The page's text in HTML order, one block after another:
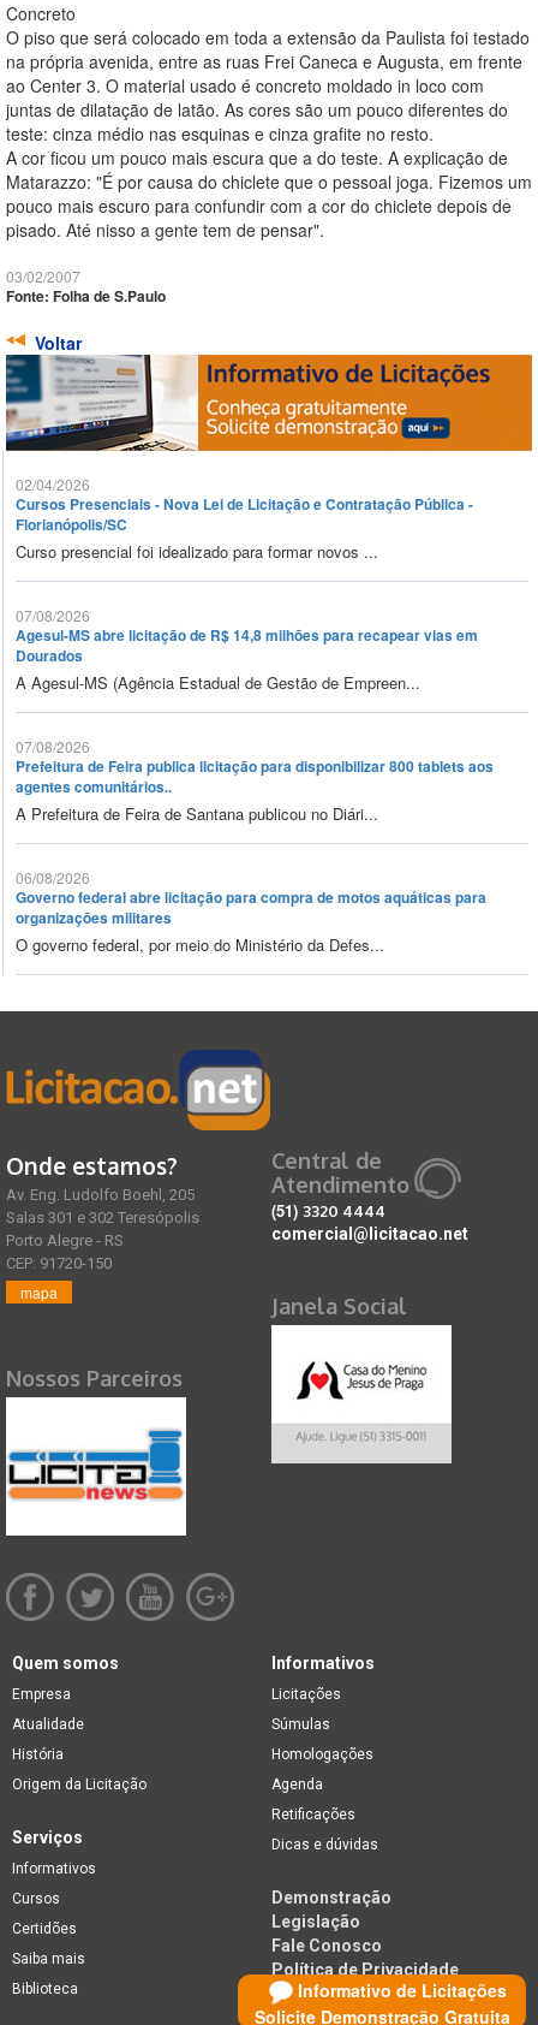
Concreto
O piso que será colocado em toda a extensão da Paulista foi testado
na própria avenida, entre as ruas Frei Caneca e Augusta, em frente
ao Center 3. O material usado é concreto moldado in loco com
juntas de dilatação de latão. As cores são um pouco diferentes do
teste: cinza médio nas esquinas e cinza grafite no resto.
A cor ficou um pouco mais escura que a do teste. A explicação de
Matarazzo: "É por causa do chiclete que o pessoal joga. Fizemos um
pouco mais escuro para confundir com a cor do chiclete depois de
pisado. Até nisso a gente tem de pensar".
03/02/2007
Fonte: Folha de S.Paulo
Voltar
02/04/2026
Cursos Presenciais - Nova Lei de Licitação e Contratação Pública -
Florianópolis/SC
Curso presencial foi idealizado para formar novos ...
07/08/2026
Agesul-MS abre licitação de R$ 14,8 milhões para recapear vias em
Dourados
A Agesul-MS (Agência Estadual de Gestão de Empreen...
07/08/2026
Prefeitura de Feira publica licitação para disponibilizar 800 tablets aos
agentes comunitários..
A Prefeitura de Feira de Santana publicou no Diári...
06/08/2026
Governo federal abre licitação para compra de motos aquáticas para
organizações militares
O governo federal, por meio do Ministério da Defes...
Informativo de Licitações
Solicite Demonstração Gratuita
Onde estamos?
Av. Eng. Ludolfo Boehl, 205
Salas 301 e 302 Teresópolis
Porto Alegre - RS
CEP: 91720-150
mapa
Nossos Parceiros
Central de
Atendimento
(51) 3320 4444
comercial@licitacao.net
Janela Social
Quem somos
Empresa
Atualidade
História
Origem da Licitação
Informativos
Licitações
Súmulas
Homologações
Agenda
Retificações
Dicas e dúvidas
Serviços
Informativos
Cursos
Certidões
Saiba mais
Biblioteca
Demonstração
Legislação
Fale Conosco
Política de Privacidade